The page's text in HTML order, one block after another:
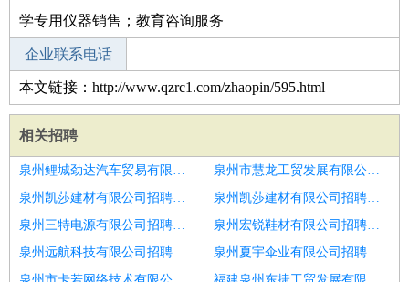
学专用仪器销售；教育咨询服务
企业联系电话
本文链接：http://www.qzrc1.com/zhaopin/595.html
相关招聘
泉州鲤城劲达汽车贸易有限公司招聘高提成电话销售
泉州市慧龙工贸发展有限公司招聘电话销售
泉州凯莎建材有限公司招聘电话销售
泉州凯莎建材有限公司招聘电话销售带薪培训
泉州三特电源有限公司招聘电话销售
泉州宏锐鞋材有限公司招聘一手房电话销售
泉州远航科技有限公司招聘电话销售
泉州夏宇伞业有限公司招聘电话销售